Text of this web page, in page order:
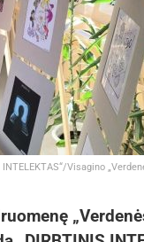
Visagino